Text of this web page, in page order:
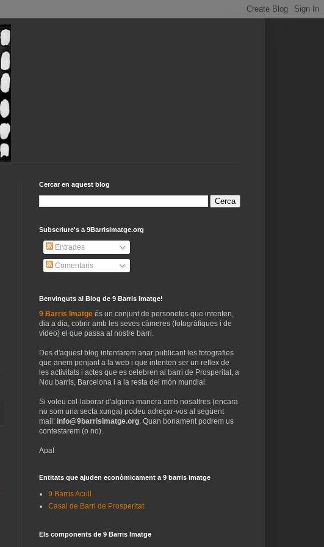
Cercar en aquest blog
Subscriure's a 9BarrisImatge.org
Entrades
Comentaris
Benvinguts al Blog de 9 Barris Imatge!
9 Barris Imatge és un conjunt de personetes que intenten,
dia a dia, cobrir amb les seves càmeres (fotogràfiques i de
vídeo) el que passa al nostre barri.
Des d'aquest blog intentarem anar publicant les fotografies
que anem penjant a la web i que intenten ser un reflex de
les activitats i actes que es celebren al barri de Prosperitat, a
Nou barris, Barcelona i a la resta del món mundial.
Si voleu col·laborar d'alguna manera amb nosaltres (encara
no som una secta xunga) podeu adreçar-vos al següent
mail: info@9barrisimatge.org. Quan bonament podrem us
contestarem (o no).
Apa!
Entitats que ajuden econòmicament a 9 barris imatge
9 Barris Acull
Casal de Barri de Prosperitat
Els components de 9 Barris Imatge